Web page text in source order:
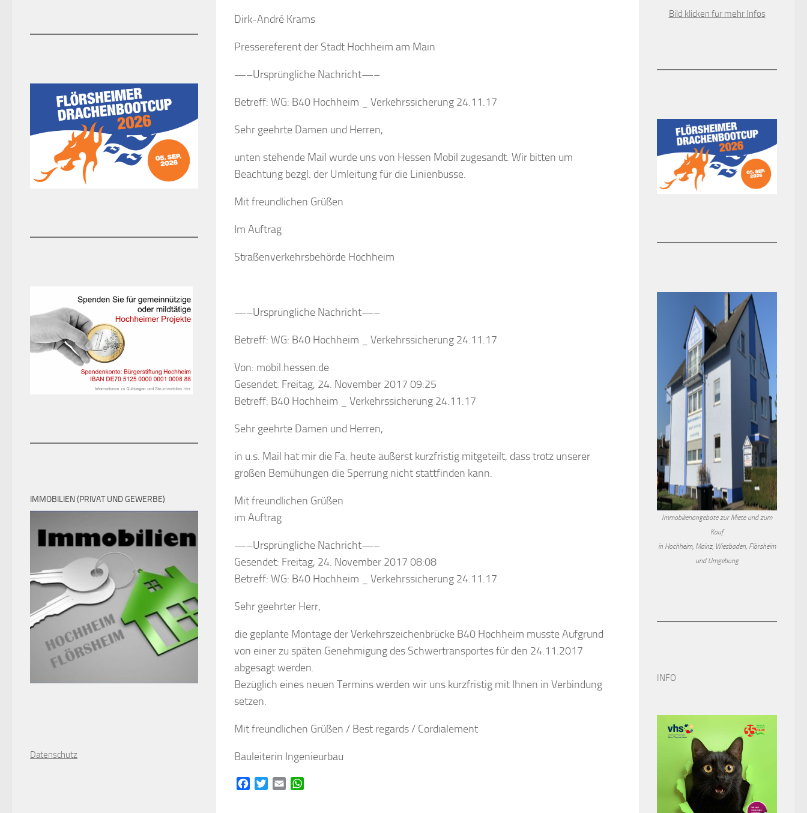
Dirk-André Krams
Pressereferent der Stadt Hochheim am Main
—–Ursprüngliche Nachricht—–
Betreff: WG: B40 Hochheim _ Verkehrssicherung 24.11.17
Sehr geehrte Damen und Herren,
unten stehende Mail wurde uns von Hessen Mobil zugesandt. Wir bitten um
Beachtung bezgl. der Umleitung für die Linienbusse.
Mit freundlichen Grüßen
Im Auftrag
Straßenverkehrsbehörde Hochheim
—–Ursprüngliche Nachricht—–
Betreff: WG: B40 Hochheim _ Verkehrssicherung 24.11.17
Von: mobil.hessen.de
Gesendet: Freitag, 24. November 2017 09:25
Betreff: B40 Hochheim _ Verkehrssicherung 24.11.17
Sehr geehrte Damen und Herren,
in u.s. Mail hat mir die Fa. heute äußerst kurzfristig mitgeteilt, dass trotz unserer
großen Bemühungen die Sperrung nicht stattfinden kann.
Mit freundlichen Grüßen
im Auftrag
—–Ursprüngliche Nachricht—–
Gesendet: Freitag, 24. November 2017 08:08
Betreff: WG: B40 Hochheim _ Verkehrssicherung 24.11.17
Sehr geehrter Herr,
die geplante Montage der Verkehrszeichenbrücke B40 Hochheim musste Aufgrund
von einer zu späten Genehmigung des Schwertransportes für den 24.11.2017
abgesagt werden.
Bezüglich eines neuen Termins werden wir uns kurzfristig mit Ihnen in Verbindung
setzen.
Mit freundlichen Grüßen / Best regards / Cordialement
Bauleiterin Ingenieurbau
FacebookTwitterEmail
IMMOBILIEN (PRIVAT UND GEWERBE)
Datenschutz
Bild klicken für mehr Infos
Immobilienangebote zur Miete und zum
Kauf
in Hochheim, Mainz, Wiesbaden, Flörsheim
und Umgebung
INFO